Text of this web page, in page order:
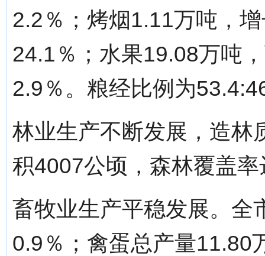
2.2％；烤烟1.11万吨，
24.1％；水果19.08万吨
2.9％。粮经比例为
林业生产不断发展，造林
积4007公顷，森林覆盖
畜牧业生产平稳发展。全
0.9％；禽蛋总产量11.80